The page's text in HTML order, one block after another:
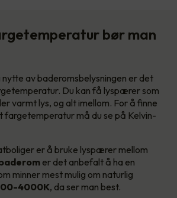
bør man
av baderomsbelysningen er det
Du kan få lyspærer som
varmt lys, og alt imellom. For å finne
må du se på Kelvin-
er å bruke lyspærer mellom
er det anbefalt å ha en
minner mest mulig om naturlig
4000K, da ser man best.